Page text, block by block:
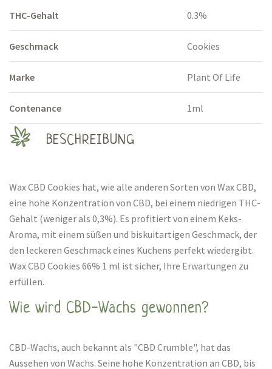
THC-Gehalt 0.3%
Geschmack Cookies
Marke Plant Of Life
Contenance 1ml
BESCHREIBUNG
Wax CBD Cookies hat, wie alle anderen Sorten von Wax CBD,
eine hohe Konzentration von CBD, bei einem niedrigen THC-
Gehalt (weniger als 0,3%). Es profitiert von einem Keks-
Aroma, mit einem süßen und biskuitartigen Geschmack, der
den leckeren Geschmack eines Kuchens perfekt wiedergibt.
Wax CBD Cookies 66% 1 ml ist sicher, Ihre Erwartungen zu
erfüllen.
Wie wird CBD-Wachs gewonnen?
CBD-Wachs, auch bekannt als "CBD Crumble", hat das
Aussehen von Wachs. Seine hohe Konzentration an CBD, bis